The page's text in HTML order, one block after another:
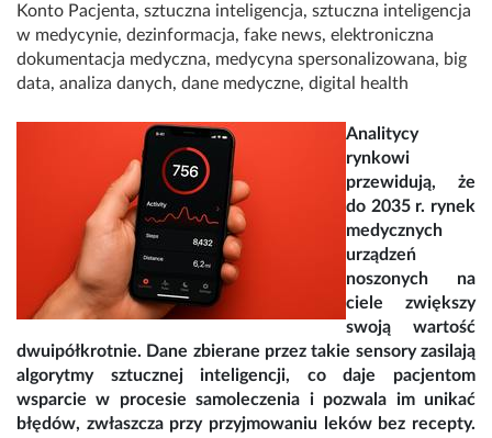
Konto Pacjenta, sztuczna inteligencja, sztuczna inteligencja
w medycynie, dezinformacja, fake news, elektroniczna
dokumentacja medyczna, medycyna spersonalizowana, big
data, analiza danych, dane medyczne, digital health
Analitycy
rynkowi
przewidują, że
do 2035 r. rynek
medycznych
urządzeń
noszonych na
ciele zwiększy
swoją wartość
dwuipółkrotnie. Dane zbierane przez takie sensory zasilają
algorytmy sztucznej inteligencji, co daje pacjentom
wsparcie w procesie samoleczenia i pozwala im unikać
błędów, zwłaszcza przy przyjmowaniu leków bez recepty.